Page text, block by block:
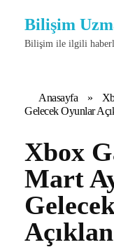
Bilişim
Bilişim ile ilgili
Anasayfa »
Gelecek Oyunlar
Xbox
Mart